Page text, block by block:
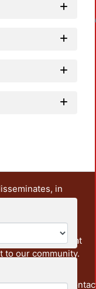
in
and research
includes some
from the
institutions that
to our community.